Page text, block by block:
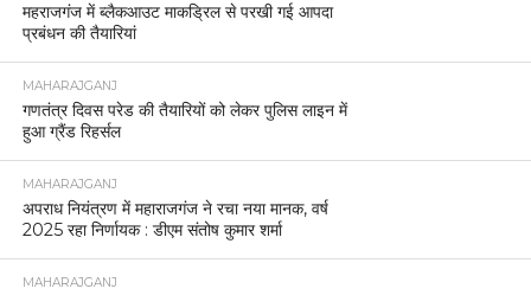
महराजगंज में ब्लैकआउट माकड्रिल से परखी गई आपदा
प्रबंधन की तैयारियां
MAHARAJGANJ
गणतंत्र दिवस परेड की तैयारियों को लेकर पुलिस लाइन में
हुआ ग्रैंड रिहर्सल
MAHARAJGANJ
अपराध नियंत्रण में महाराजगंज ने रचा नया मानक, वर्ष
2025 रहा निर्णायक : डीएम संतोष कुमार शर्मा
MAHARAJGANJ